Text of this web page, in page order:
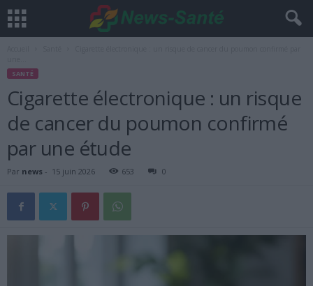
SANTÉ
Cigarette électronique : un risque
de cancer du poumon confirmé
par une étude
Par news - 15 juin 2026 653 0